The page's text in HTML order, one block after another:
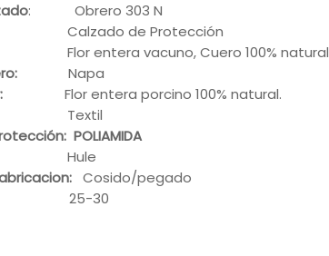
: Obrero 303 N
de Protección
Flor entera vacuno, Cuero 100% natural
Napa
Flor entera porcino 100% natural.
Textil
POLIAMIDA
Hule
Cosido/pegado
25-30